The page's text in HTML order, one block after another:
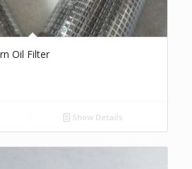
Oil Filter
Show Details